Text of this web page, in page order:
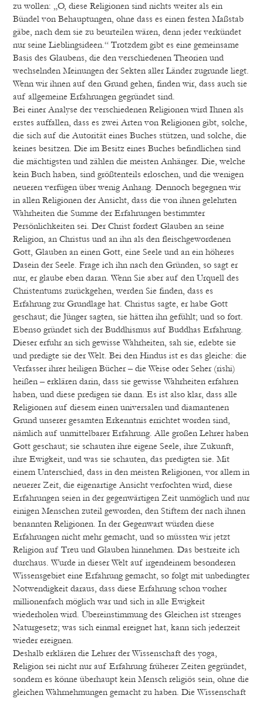
zu wollen: „O, diese Religionen sind nichts weiter als ein
Bündel von Behauptungen, ohne dass es einen festen Maßstab
gäbe, nach dem sie zu beurteilen wären, denn jeder verkündet
nur seine Lieblingsideen.“ Trotzdem gibt es eine gemeinsame
Basis des Glaubens, die den verschiedenen Theorien und
wechselnden Meinungen der Sekten aller Länder zugrunde liegt.
Wenn wir ihnen auf den Grund gehen, finden wir, dass auch sie
auf allgemeine Erfahrungen gegründet sind.
Bei einer Analyse der verschiedenen Religionen wird Ihnen als
erstes auffallen, dass es zwei Arten von Religionen gibt, solche,
die sich auf die Autorität eines Buches stützen, und solche, die
keines besitzen. Die im Besitz eines Buches befindlichen sind
die mächtigsten und zählen die meisten Anhänger. Die, welche
kein Buch haben, sind größtenteils erloschen, und die wenigen
neueren verfügen über wenig Anhang. Dennoch begegnen wir
in allen Religionen der Ansicht, dass die von ihnen gelehrten
Wahrheiten die Summe der Erfahrungen bestimmter
Persönlichkeiten sei. Der Christ fordert Glauben an seine
Religion, an Christus und an ihn als den fleischgewordenen
Gott, Glauben an einen Gott, eine Seele und an ein höheres
Dasein der Seele. Frage ich ihn nach den Gründen, so sagt er
nur, er glaube eben daran. Wenn Sie aber auf den Urquell des
Christentums zurückgehen, werden Sie finden, dass es
Erfahrung zur Grundlage hat. Christus sagte, er habe Gott
geschaut; die Jünger sagten, sie hätten ihn gefühlt; und so fort.
Ebenso gründet sich der Buddhismus auf Buddhas Erfahrung.
Dieser erfuhr an sich gewisse Wahrheiten, sah sie, erlebte sie
und predigte sie der Welt. Bei den Hindus ist es das gleiche: die
Verfasser ihrer heiligen Bücher – die Weise oder Seher (rishi)
heißen – erklären darin, dass sie gewisse Wahrheiten erfahren
haben, und diese predigen sie dann. Es ist also klar, dass alle
Religionen auf diesem einen universalen und diamantenen
Grund unserer gesamten Erkenntnis errichtet worden sind,
nämlich auf unmittelbarer Erfahrung. Alle großen Lehrer haben
Gott geschaut; sie schauten ihre eigene Seele, ihre Zukunft,
ihre Ewigkeit, und was sie schauten, das predigten sie. Mit
einem Unterschied, dass in den meisten Religionen, vor allem in
neuerer Zeit, die eigenartige Ansicht verfochten wird, diese
Erfahrungen seien in der gegenwärtigen Zeit unmöglich und nur
einigen Menschen zuteil geworden, den Stiftern der nach ihnen
benannten Religionen. In der Gegenwart würden diese
Erfahrungen nicht mehr gemacht, und so müssten wir jetzt
Religion auf Treu und Glauben hinnehmen. Das bestreite ich
durchaus. Wurde in dieser Welt auf irgendeinem besonderen
Wissensgebiet eine Erfahrung gemacht, so folgt mit unbedingter
Notwendigkeit daraus, dass diese Erfahrung schon vorher
millionenfach möglich war und sich in alle Ewigkeit
wiederholen wird. Übereinstimmung des Gleichen ist strenges
Naturgesetz; was sich einmal ereignet hat, kann sich jederzeit
wieder ereignen.
Deshalb erklären die Lehrer der Wissenschaft des yoga,
Religion sei nicht nur auf Erfahrung früherer Zeiten gegründet,
sondern es könne überhaupt kein Mensch religiös sein, ohne die
gleichen Wahrnehmungen gemacht zu haben. Die Wissenschaft